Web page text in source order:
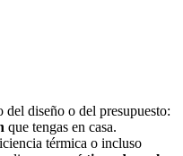
diseño o del presupuesto:
que tengas en casa.
térmica o incluso